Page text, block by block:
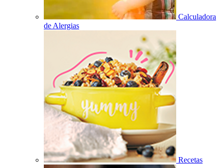
Calculadora
de Alergias
Recetas